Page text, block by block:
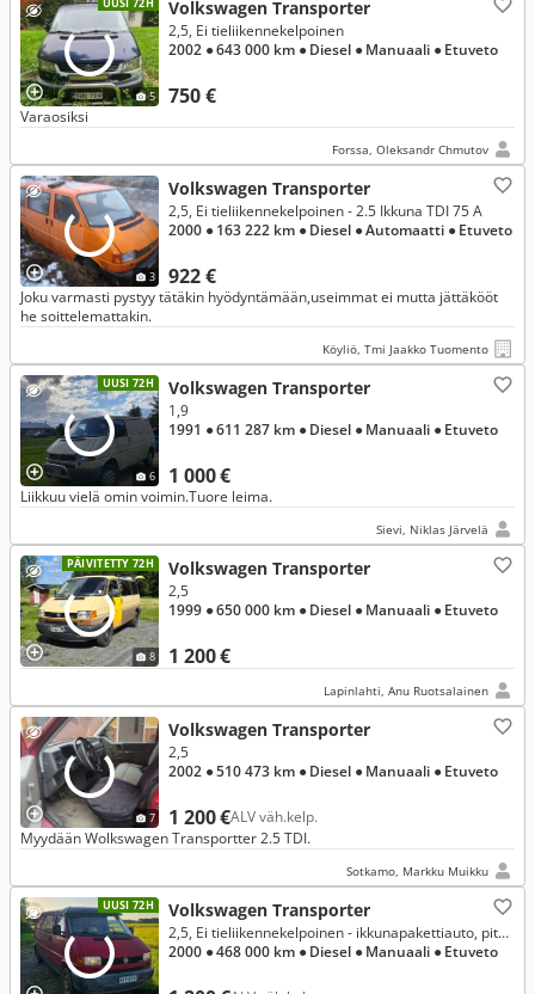
5
Volkswagen Transporter
750 €
2,5, Ei tieliikennekelpoinen
2002 ● 643 000 km ● Diesel ● Manuaali ● Etuveto
Varaosiksi
Forssa, Oleksandr Chmutov
3
Volkswagen Transporter
922 €
2,5, Ei tieliikennekelpoinen - 2.5 Ikkuna TDI 75 A
2000 ● 163 222 km ● Diesel ● Automaatti ● Etuveto
Joku varmasti pystyy tätäkin hyödyntämään,useimmat ei mutta jättäkööt
he soittelemattakin.
Köyliö, Tmi Jaakko Tuomento
UUSI 72H
6
Volkswagen Transporter
1 000 €
1,9
1991 ● 611 287 km ● Diesel ● Manuaali ● Etuveto
Liikkuu vielä omin voimin.Tuore leima.
Sievi, Niklas Järvelä
PÄIVITETTY 72H
8
Volkswagen Transporter
1 200 €
2,5
1999 ● 650 000 km ● Diesel ● Manuaali ● Etuveto
Lapinlahti, Anu Ruotsalainen
7
Volkswagen Transporter
1 200 €ALV väh.kelp.
2,5
2002 ● 510 473 km ● Diesel ● Manuaali ● Etuveto
Myydään Wolkswagen Transportter 2.5 TDI.
Sotkamo, Markku Muikku
UUSI 72H Volkswagen Transporter
2,5, Ei tieliikennekelpoinen - ikkunapakettiauto, pitkä 2,5 TDI 75kW av.3320
2000 ● 468 000 km ● Diesel ● Manuaali ● Etuveto